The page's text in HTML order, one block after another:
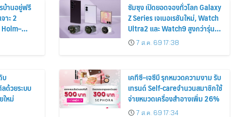
บ้านอยู่ฟรี
าะ 2
ร้อม
31
ซัมซุง เปิดยอดจองทั่วโลก Galaxy
Z Series เจเนอเรชันใหม่, Watch
Ultra2 และ Watch9 สูงกว่ารุ่น
ก่อนหน้ากว่า 30%
7 ส.ค. 69 17:38
บ
ด้วยระบบ
หม่
เคทีซี–เจซีบี รุกหมวดความงาม รับ
เทรนด์ Self-careจำนวนสมาชิกใช้
จ่ายหมวดเครื่องสำอางเพิ่ม 26%
7 ส.ค. 69 17:34